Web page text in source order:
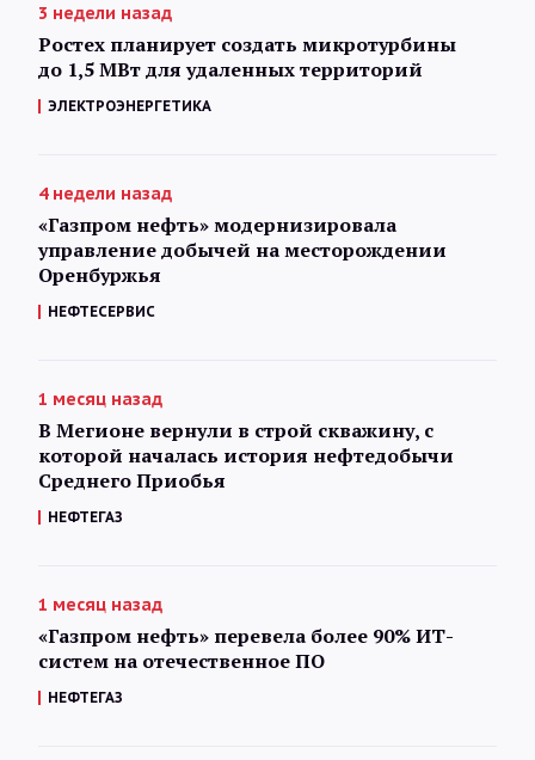
3 недели назад
Ростех планирует создать микротурбины
до 1,5 МВт для удаленных территорий
ЭЛЕКТРОЭНЕРГЕТИКА
4 недели назад
«Газпром нефть» модернизировала
управление добычей на месторождении
Оренбуржья
НЕФТЕСЕРВИС
1 месяц назад
В Мегионе вернули в строй скважину, с
которой началась история нефтедобычи
Среднего Приобья
НЕФТЕГАЗ
1 месяц назад
«Газпром нефть» перевела более 90% ИТ-
систем на отечественное ПО
НЕФТЕГАЗ